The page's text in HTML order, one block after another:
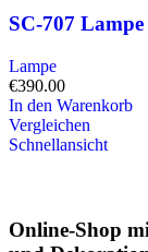
SC-707 Lampe
Lampe
€390.00
In den Warenkorb
Vergleichen
Schnellansicht
Online-Shop